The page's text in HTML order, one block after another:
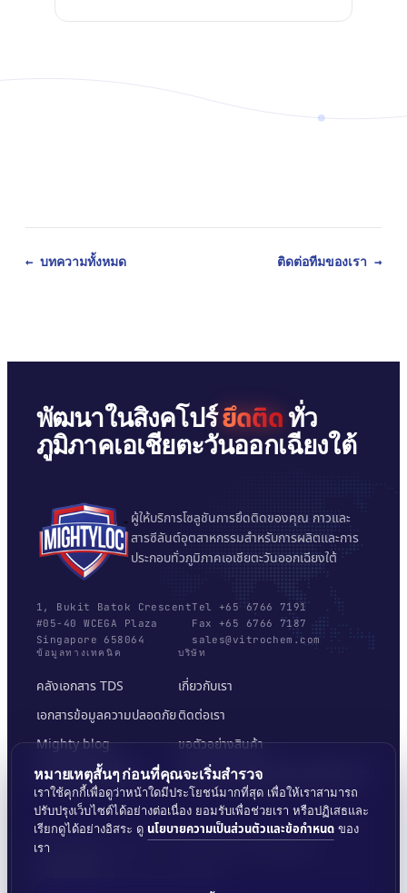
← บทความทั้งหมด ติดต่อทีมของเรา →
พัฒนาในสิงคโปร์ยึดติด ทั่ว
ภูมิภาคเอเชียตะวันออกเฉียงใต้
ผู้ให้บริการโซลูชันการยึดติดของคุณ กาวและ
สารซีลันต์อุตสาหกรรมสำหรับการผลิตและการ
ประกอบทั่วภูมิภาคเอเชียตะวันออกเฉียงใต้
1, Bukit Batok Crescent
#05-40 WCEGA Plaza
Singapore 658064
Tel +65 6766 7191
Fax +65 6766 7187
sales@vitrochem.com
ข้อมูลทางเทคนิค
คลังเอกสาร TDS
เอกสารข้อมูลความปลอดภัย
Mighty blog
เครื่องมือเลือกพื้นผิว
บริษัท
เกี่ยวกับเรา
ติดต่อเรา
ขอตัวอย่างสินค้า
นโยบายความเป็นส่วนตัวและข้อกำหนด
© 2026 MIGHTYLOC™ · VITROCHEM TECHNOLOGY ·
หมายเหตุสั้นๆ ก่อนที่คุณจะเริ่มสำรวจ
เราใช้คุกกี้เพื่อดูว่าหน้าใดมีประโยชน์มากที่สุด เพื่อให้เราสามารถ
ปรับปรุงเว็บไซต์ได้อย่างต่อเนื่อง ยอมรับเพื่อช่วยเรา หรือปฏิเสธและ
เรียกดูได้อย่างอิสระ ดู นโยบายความเป็นส่วนตัวและข้อกำหนด ของ
เรา